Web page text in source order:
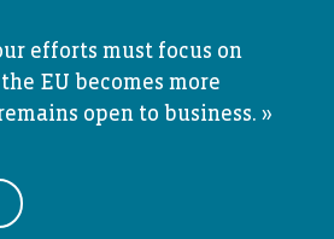
efforts must focus on
EU becomes more
open to business. »